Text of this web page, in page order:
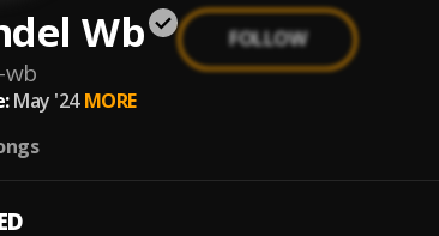
Wb FOLLOW
May '24 MORE